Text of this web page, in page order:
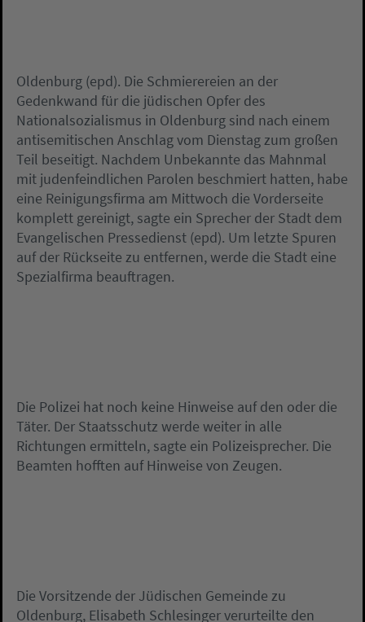
Oldenburg (epd). Die Schmierereien an der
Gedenkwand für die jüdischen Opfer des
Nationalsozialismus in Oldenburg sind nach einem
antisemitischen Anschlag vom Dienstag zum großen
Teil beseitigt. Nachdem Unbekannte das Mahnmal
mit judenfeindlichen Parolen beschmiert hatten, habe
eine Reinigungsfirma am Mittwoch die Vorderseite
komplett gereinigt, sagte ein Sprecher der Stadt dem
Evangelischen Pressedienst (epd). Um letzte Spuren
auf der Rückseite zu entfernen, werde die Stadt eine
Spezialfirma beauftragen.
Die Polizei hat noch keine Hinweise auf den oder die
Täter. Der Staatsschutz werde weiter in alle
Richtungen ermitteln, sagte ein Polizeisprecher. Die
Beamten hofften auf Hinweise von Zeugen.
Die Vorsitzende der Jüdischen Gemeinde zu
Oldenburg, Elisabeth Schlesinger verurteilte den